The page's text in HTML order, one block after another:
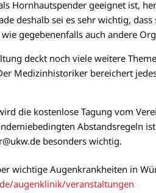
Hornhautspender geeignet ist,
deshalb sei es sehr wichtig,
gegebenenfalls auch andere
deckt noch viele weitere
Medizinhistoriker bereichert
die kostenlose Tagung vom
Abstandsregeln
besonders wichtig.
wichtige Augenkrankheiten in
augenklinik/veranstaltungen